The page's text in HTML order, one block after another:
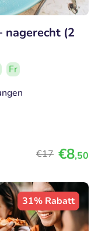
nagerecht (2
Fr
€17 €8,50
31% Rabatt